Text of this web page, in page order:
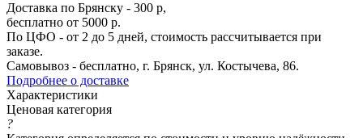
Доставка по Брянску - 300 р,
бесплатно от 5000 р.
По ЦФО - от 2 до 5 дней, стоимость рассчитывается при
заказе.
Самовывоз - бесплатно, г. Брянск, ул. Костычева, 86.
Подробнее о доставке
Характеристики
Ценовая категория
?